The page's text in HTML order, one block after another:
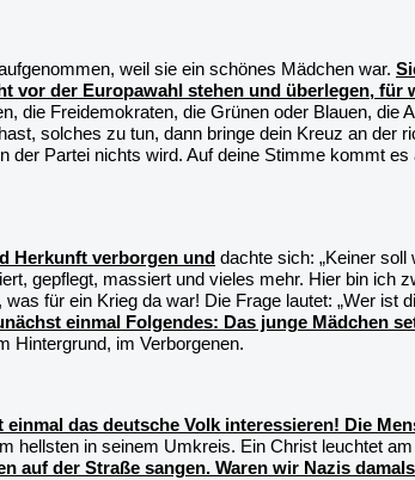
weil sie ein schönes Mädchen war.
vor der Europawahl stehen und überlegen, für
Freidemokraten, die Grünen oder Blauen, die
solches zu tun, dann bringe dein Kreuz an der
der Partei nichts wird. Auf deine Stimme kommt
Herkunft verborgen und dachte sich: „Keiner
gepflegt, massiert und vieles mehr. Hier bin ich
für ein Krieg da war! Die Frage lautet: „Wer
einmal Folgendes: Das junge Mädchen
Hintergrund, im Verborgenen.
das deutsche Volk interessieren! Die
hellsten in seinem Umkreis. Ein Christ leuchtet
auf der Straße sangen. Waren wir Nazis